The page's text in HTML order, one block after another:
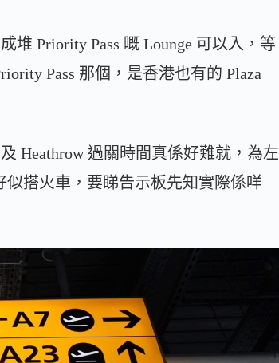
堆 Priority Pass 嘅 Lounge 可以入，等
Pass 那個，是香港也有的 Plaza
Heathrow 過關時間真係好難就，為左
似搭火車，要睇告示板先知實際係咩